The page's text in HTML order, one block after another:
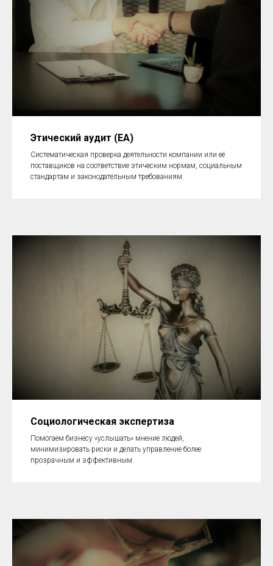
Этический аудит (EA)
Систематическая проверка деятельности компании или её
поставщиков на соответствие этическим нормам, социальным
стандартам и законодательным требованиям.
Социологическая экспертиза
Помогаем бизнесу «услышать» мнение людей,
минимизировать риски и делать управление более
прозрачным и эффективным.